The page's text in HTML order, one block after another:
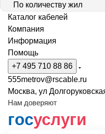
По количеству жил
Каталог кабелей
Компания
Информация
Помощь
+7 495 710 88 86
555metrov@rscable.ru
Москва, ул
Нам доверяют
госуслуги